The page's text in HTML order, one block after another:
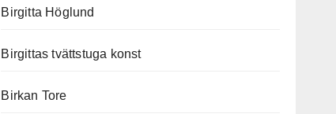
Birgitta Höglund
Birgittas tvättstuga konst
Birkan Tore